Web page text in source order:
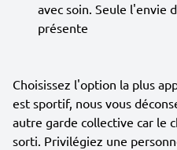
avec soin. Seule l'envie
présente
Choisissez l'option la plus
est sportif, nous vous
autre garde collective car le
sorti. Privilégiez une